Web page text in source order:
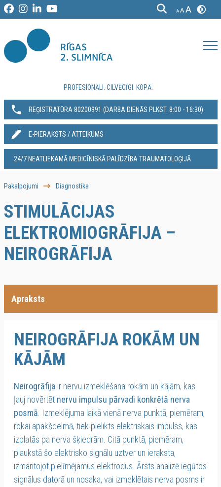
PROFESIONĀLI. CILVĒCĪGI. KOPĀ.
REĢISTRATŪRA 80200991‬ (DARBA DIENĀS PLKST. 8:00 - 16:30)
E-PIERAKSTS / ATTEIKUMS
24/7 NEATLIEKAMĀ MEDICĪNISKĀ PALĪDZĪBA TRAUMATOLOĢIJĀ
Pakalpojumi Diagnostika
STIMULĀCIJAS
ELEKTROMIOGRĀFIJA –
NEIROGRĀFIJA
Apraksts
NEIROGRĀFIJA ROKĀM UN
KĀJĀM
Neirogrāfija ir nervu izmeklēšana rokām un kājām, kas
ļauj novērtēt nervu impulsu pārvadi konkrētā nerva
posmā. Izmeklējuma laikā vienā nerva punktā, piemēram,
rokai apakšdelmā, tiek pielikts elektriskais impulss, kas
izplatās pa nerva šķiedrām. Citā punktā, piemēram,
plaukstā šo elektrisko signālu uztver un ieraksta,
izmantojot pielīmējamus elektrodus. Ārsts analizē iegūtos
signālus datorā un nosaka, vai izmeklētais nerva posms ir